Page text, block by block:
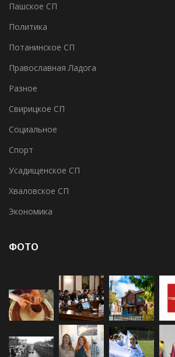
Пашское СП
Политика
Потанинское СП
Православная Ладога
Разное
Свирицкое СП
Социальное
Спорт
Усадищенское СП
Хваловское СП
Экономика
ФОТО